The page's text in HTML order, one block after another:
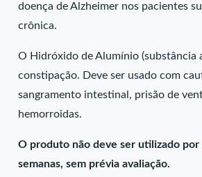
doença de Alzheimer nos pacientes
crônica.
O Hidróxido de Alumínio (substância
constipação. Deve ser usado com
sangramento intestinal, prisão de
hemorroidas.
O produto não deve ser utilizado por
semanas, sem prévia avaliação.